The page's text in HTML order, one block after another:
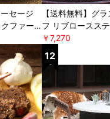
セージ
ファー
ミートガ
【送料無料】グ
フ リブロースス
ト オリジナルス
減税率対象 [ミー
￥7,270